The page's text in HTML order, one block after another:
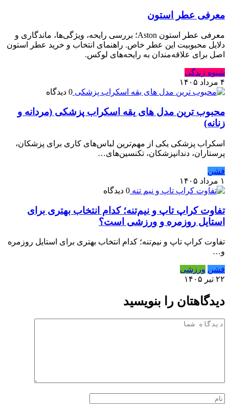
معرفی عطر استون
معرفی عطر استون Aston؛ بررسی رایحه، ویژگی‌ها، ماندگاری و
دلایل محبوبیت این عطر خاص. راهنمای انتخاب و خرید عطر استون
اصل برای علاقه‌مندان به رایحه‌های لوکس.
شیوه زندگی
۴ مرداد ۱۴۰۵
0 دیدگاه
محبوب ترین مدل های یقه اسکراب پزشکی (مردانه و
زنانه)
اسکراب پزشکی یکی از مهم‌ترین لباس‌های کاری برای پزشکان،
پرستاران، دندانپزشکان، تکنسین‌های…
فشن
۱ مرداد ۱۴۰۵
0 دیدگاه
تفاوت کراپ تاپ و نیم‌تنه؛ کدام انتخاب بهتری برای
استایل روزمره و ورزشی است؟
تفاوت کراپ تاپ و نیم‌تنه؛ کدام انتخاب بهتری برای استایل روزمره
و…
فشن ورزشی
۲۲ تیر ۱۴۰۵
دیدگاهتان را بنویسید